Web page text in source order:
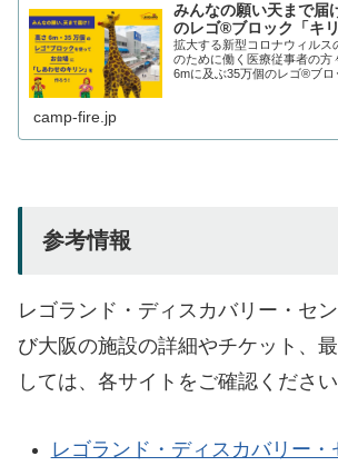
みんなの願い天まで届
のレゴ®ブロック「キ
拡大する新型コロナウィルス
のために働く医療従事者の方
6mに及ぶ35万個のレゴ®ブロ
camp-fire.jp
参考情報
レゴランド・ディスカバリー・セ
び大阪の施設の詳細やチケット、
しては、各サイトをご確認ください
レゴランド・ディスカバリー・